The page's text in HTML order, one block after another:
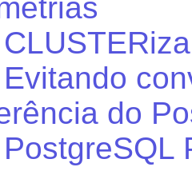
do